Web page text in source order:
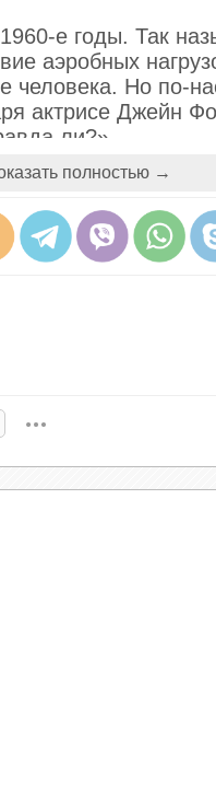
е годы. Так
аэробных
человека. Но по-
актрисе Джейн
ли?»
под
потом были
есть еще и
и
полностью →